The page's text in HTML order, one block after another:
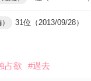
31位（2013/09/28）
占欲 #過去